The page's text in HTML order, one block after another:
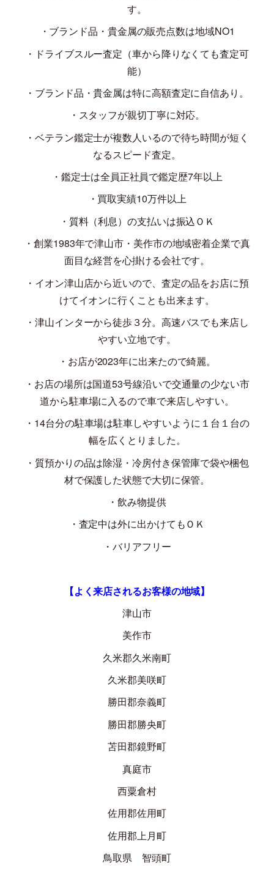
す。
・ブランド品・貴金属の販売点数は地域NO1
・ドライブスルー査定（車から降りなくても査定可
能）
・ブランド品・貴金属は特に高額査定に自信あり。
・スタッフが親切丁寧に対応。
・ベテラン鑑定士が複数人いるので待ち時間が短く
なるスピード査定。
・鑑定士は全員正社員で鑑定歴7年以上
・買取実績10万件以上
・質料（利息）の支払いは振込ＯＫ
・創業1983年で津山市・美作市の地域密着企業で真
面目な経営を心掛ける会社です。
・イオン津山店から近いので、査定の品をお店に預
けてイオンに行くことも出来ます。
・津山インターから徒歩３分。高速バスでも来店し
やすい立地です。
・お店が2023年に出来たので綺麗。
・お店の場所は国道53号線沿いで交通量の少ない市
道から駐車場に入るので車で来店しやすい。
・ 14台分の駐車場は駐車しやすいように１台１台の
幅を広くとりました。
・質預かりの品は除湿・冷房付き保管庫で袋や梱包
材で保護した状態で大切に保管。
・飲み物提供
・査定中は外に出かけてもＯＫ
・バリアフリー
【よく来店されるお客様の地域】
津山市
美作市
久米郡久米南町
久米郡美咲町
勝田郡奈義町
勝田郡勝央町
苫田郡鏡野町
真庭市
西粟倉村
佐用郡佐用町
佐用郡上月町
鳥取県 智頭町